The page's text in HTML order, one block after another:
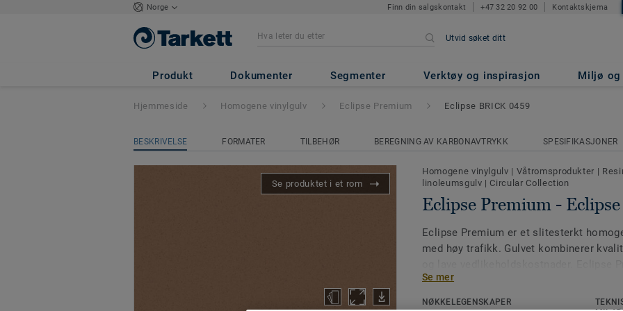
Norge Finn din salgskontakt +47 32 20 92 00 Kontaktskjema
Utvid søket ditt
Produkt Dokumenter Segmenter Verktøy og inspirasjon Miljø og
Eclipse Premium - Eclipse BRICK 0459
Hjemmeside Homogene vinylgulv Eclipse Premium Eclipse BRICK 0459
BESKRIVELSE FORMATER TILBEHØR BEREGNING AV KARBONAVTRYKK SPESIFIKASJONER
Se produktet i et rom
Homogene vinylgulv | Våtromsprodukter |
linoleumsgulv | Circular Collection
Eclipse Premium -
Eclipse Premium er et slitesterkt
med høy trafikk. Gulvet kombinerer
farger fordelt på to designvarianter;
Se mer
NØKKELEGENSKAPER